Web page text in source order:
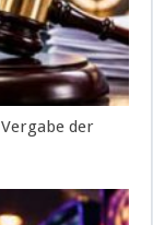
der